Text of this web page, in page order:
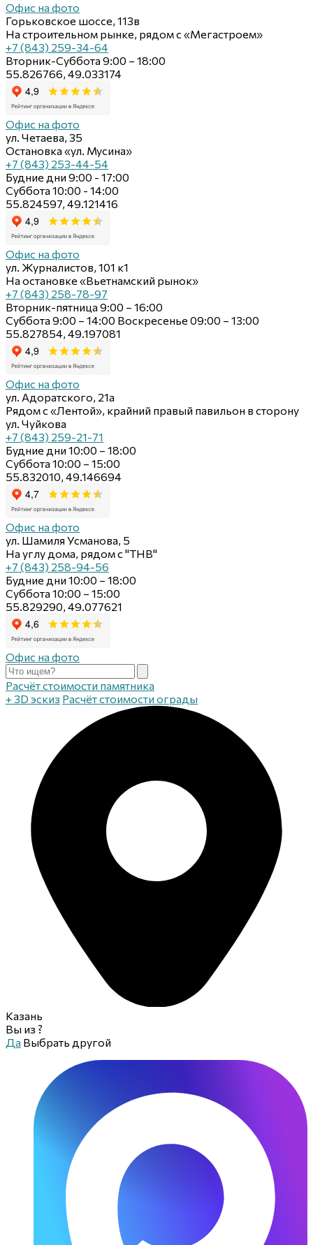
Офис на фото
Горьковское шоссе, 113в
На строительном рынке, рядом с «Мегастроем»
+7 (843) 259-34-64
Вторник-Суббота 9:00 – 18:00
55.826766, 49.033174
Офис на фото
ул. Четаева, 35
Остановка «ул. Мусина»
+7 (843) 253-44-54
Будние дни 9:00 - 17:00
Суббота 10:00 - 14:00
55.824597, 49.121416
Офис на фото
ул. Журналистов, 101 к1
На остановке «Вьетнамский рынок»
+7 (843) 258-78-97
Вторник-пятница 9:00 – 16:00
Суббота 9:00 – 14:00 Воскресенье 09:00 – 13:00
55.827854, 49.197081
Офис на фото
ул. Адоратского, 21а
Рядом с «Лентой», крайний правый павильон в сторону
ул. Чуйкова
+7 (843) 259-21-71
Будние дни 10:00 – 18:00
Суббота 10:00 – 15:00
55.832010, 49.146694
Офис на фото
ул. Шамиля Усманова, 5
На углу дома, рядом с "ТНВ"
+7 (843) 258-94-56
Будние дни 10:00 – 18:00
Суббота 10:00 – 15:00
55.829290, 49.077621
Офис на фото
Расчёт стоимости памятника
+ 3D эскиз Расчёт стоимости ограды
Казань
Вы из ?
Да Выбрать другой